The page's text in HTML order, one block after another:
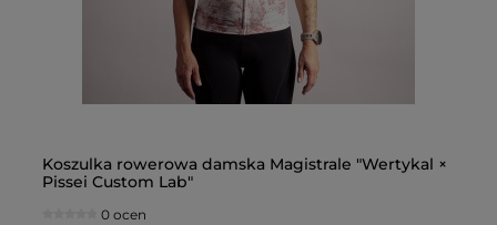
Spodenki rowerowe damskie Magistrale UAE
"Wertykal × Pissei Custom Lab"